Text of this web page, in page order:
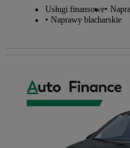
Usługi finansowe
Naprawy blacharskie